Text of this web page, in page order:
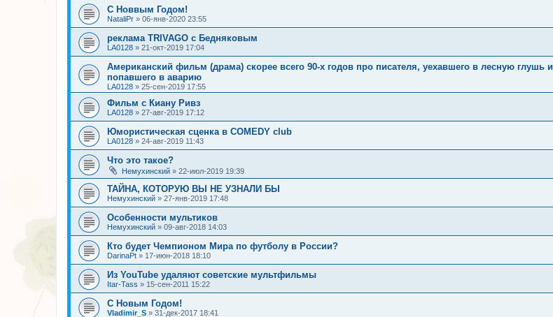
С Новвым Годом!
NataliPr » 06-янв-2020 23:55
реклама TRIVAGO с Бедняковым
LA0128 » 21-окт-2019 17:04
Американский фильм (драма) скорее всего 90-х годов про писателя, уехавшего в лесную глушь и
попавшего в аварию
LA0128 » 25-сен-2019 17:55
Фильм с Киану Ривз
LA0128 » 27-авг-2019 17:12
Юмористическая сценка в COMEDY club
LA0128 » 24-авг-2019 11:43
Что это такое?
Немухинский » 22-июл-2019 19:39
ТАЙНА, КОТОРУЮ ВЫ НЕ УЗНАЛИ БЫ
Немухинский » 27-янв-2019 17:48
Особенности мультиков
Немухинский » 09-авг-2018 14:03
Кто будет Чемпионом Мира по футболу в России?
DarinaPt » 17-июн-2018 18:10
Из YouTube удаляют советские мультфильмы
Itar-Tass » 15-сен-2011 15:22
С Новым Годом!
Vladimir_S » 31-дек-2017 18:41